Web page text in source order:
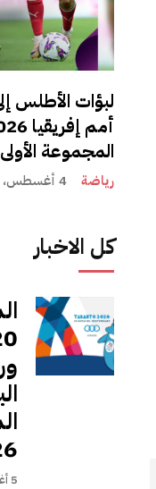
لبؤات الأطلس
المجموعة الأولى
رياضة 4 أغسطس، 2026
كل الاخبار
5 أغسطس، 2026